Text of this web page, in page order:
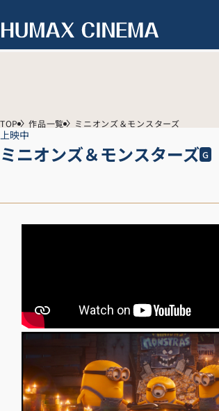
TOP 作品一覧 ミニオンズ＆モンスターズ
上映中
ミニオンズ＆モンスターズ G